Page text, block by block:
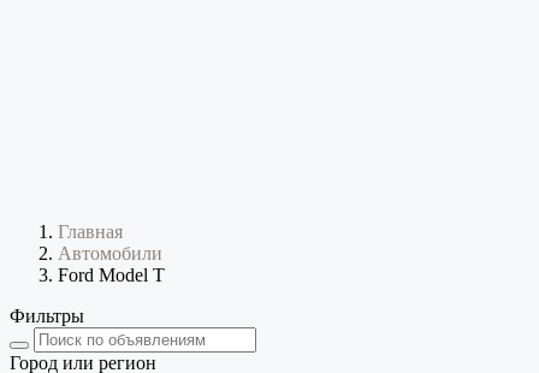
Главная
Автомобили
Ford Model T
Фильтры
Город или регион